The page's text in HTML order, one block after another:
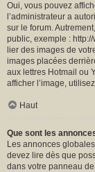
Oui, vous pouvez
l’administrateur a
sur le forum.
public, exemple :
lier des images de
images placées
aux lettres Hotmail ou
afficher l’image,
Haut
Que sont les
Les annonces
devez lire dès que
dans votre panneau